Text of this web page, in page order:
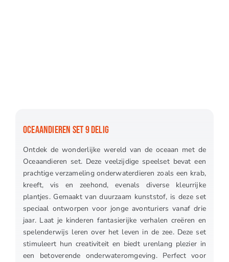
OCEAANDIEREN SET 9 DELIG
Ontdek de wonderlijke wereld van de oceaan met de
Oceaandieren set. Deze veelzijdige speelset bevat een
prachtige verzameling onderwaterdieren zoals een krab,
kreeft, vis en zeehond, evenals diverse kleurrijke
plantjes. Gemaakt van duurzaam kunststof, is deze set
speciaal ontworpen voor jonge avonturiers vanaf drie
jaar. Laat je kinderen fantasierijke verhalen creëren en
spelenderwijs leren over het leven in de zee. Deze set
stimuleert hun creativiteit en biedt urenlang plezier in
een betoverende onderwateromgeving. Perfect voor